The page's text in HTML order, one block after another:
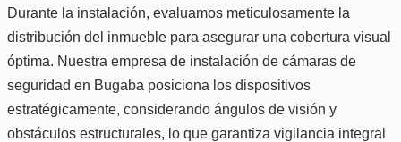
Durante la instalación, evaluamos meticulosamente la
distribución del inmueble para asegurar una cobertura visual
óptima. Nuestra empresa de instalación de cámaras de
seguridad en Bugaba posiciona los dispositivos
estratégicamente, considerando ángulos de visión y
obstáculos estructurales, lo que garantiza vigilancia integral